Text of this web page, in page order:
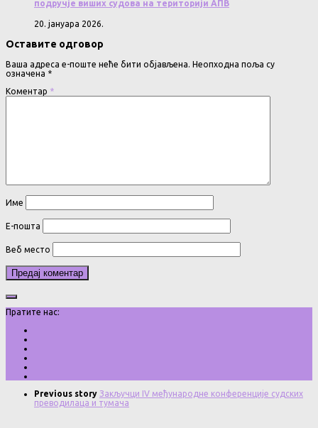
подручје виших судова на територији АПВ
20. јануара 2026.
Оставите одговор
Ваша адреса е-поште неће бити објављена. Неопходна поља су
означена *
Коментар *
Име
Е-пошта
Веб место
Пратите нас:
Previous story Закључци IV међународне конференције судских
преводилаца и тумача